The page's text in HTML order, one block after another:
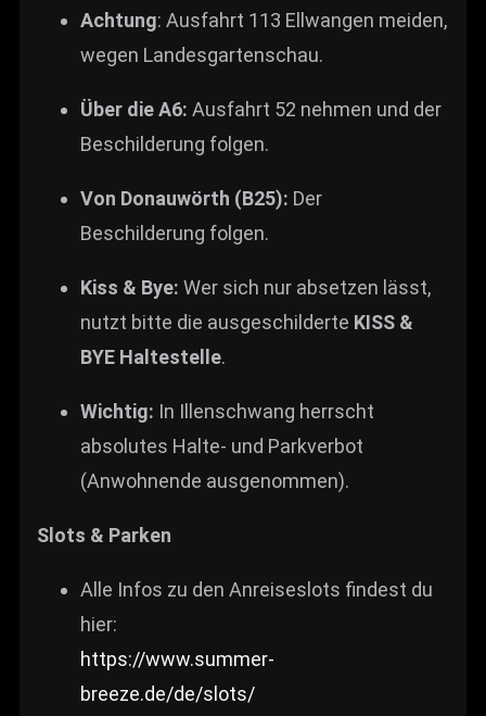
Achtung: Ausfahrt 113 Ellwangen meiden,
wegen Landesgartenschau.
Über die A6: Ausfahrt 52 nehmen und der
Beschilderung folgen.
Von Donauwörth (B25): Der
Beschilderung folgen.
Kiss & Bye: Wer sich nur absetzen lässt,
nutzt bitte die ausgeschilderte KISS &
BYE Haltestelle.
Wichtig: In Illenschwang herrscht
absolutes Halte- und Parkverbot
(Anwohnende ausgenommen).
Slots & Parken
Alle Infos zu den Anreiseslots findest du
hier:
https://www.summer-
breeze.de/de/slots/